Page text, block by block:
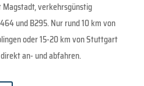
verkehrsgünstig
und B295. Nur rund 10 km von
oder 15-20 km von Stuttgart
an- und abfahren.